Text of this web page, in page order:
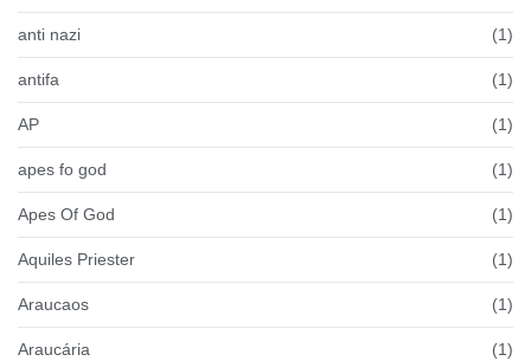
anti nazi (1)
antifa (1)
AP (1)
apes fo god (1)
Apes Of God (1)
Aquiles Priester (1)
Araucaos (1)
Araucária (1)